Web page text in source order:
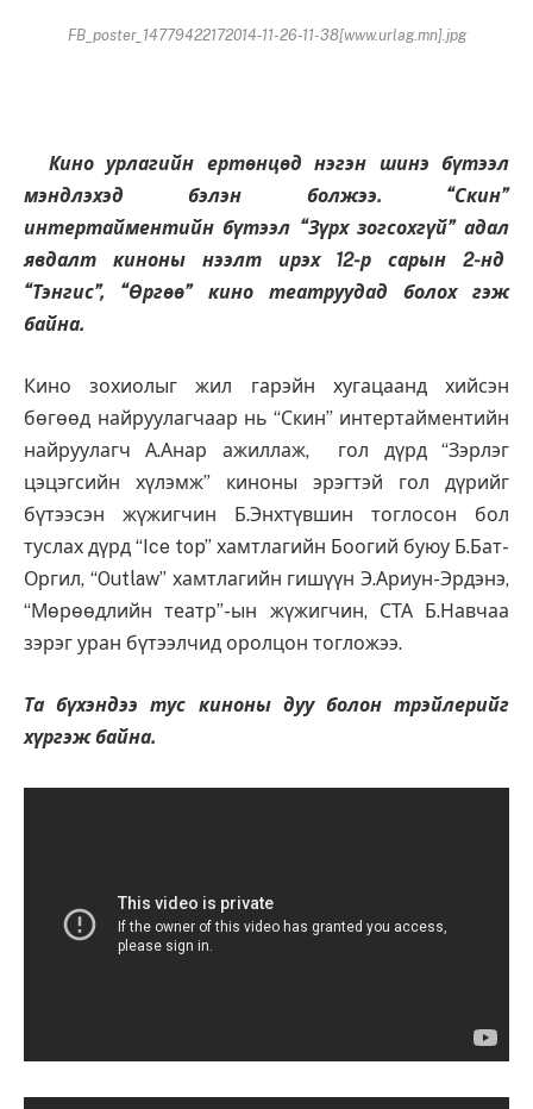
FB_poster_14779422172014-11-26-11-38[www.urlag.mn].jpg
Кино урлагийн ертөнцөд нэгэн шинэ бүтээл
мэндлэхэд бэлэн болжээ. “Скин”
интертайментийн бүтээл “Зүрх зогсохгүй” адал
явдалт киноны нээлт ирэх 12-р сарын 2-нд
“Тэнгис”, “Өргөө” кино театруудад болох гэж
байна.
Кино зохиолыг жил гарэйн хугацаанд хийсэн
бөгөөд найруулагчаар нь “Скин” интертайментийн
найруулагч А.Анар ажиллаж, гол дүрд “Зэрлэг
цэцэгсийн хүлэмж” киноны эрэгтэй гол дүрийг
бүтээсэн жүжигчин Б.Энхтүвшин тоглосон бол
туслах дүрд “Ice top” хамтлагийн Боогий буюу Б.Бат-
Оргил, “Outlaw” хамтлагийн гишүүн Э.Ариун-Эрдэнэ,
“Мөрөөдлийн театр”-ын жүжигчин, СТА Б.Навчаа
зэрэг уран бүтээлчид оролцон тогложээ.
Та бүхэндээ тус киноны дуу болон трэйлерийг
хүргэж байна.